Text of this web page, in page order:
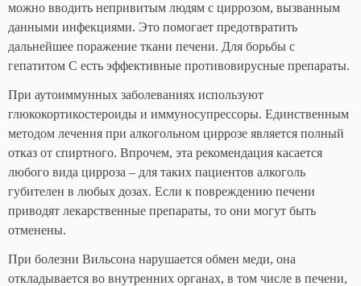
можно вводить непривитым людям с циррозом, вызванным
данными инфекциями. Это помогает предотвратить
дальнейшее поражение ткани печени. Для борьбы с
гепатитом C есть эффективные противовирусные препараты.
При аутоиммунных заболеваниях используют
глюкокортикостероиды и иммуносупрессоры. Единственным
методом лечения при алкогольном циррозе является полный
отказ от спиртного. Впрочем, эта рекомендация касается
любого вида цирроза – для таких пациентов алкоголь
губителен в любых дозах. Если к повреждению печени
приводят лекарственные препараты, то они могут быть
отменены.
При болезни Вильсона нарушается обмен меди, она
откладывается во внутренних органах, в том числе в печени,